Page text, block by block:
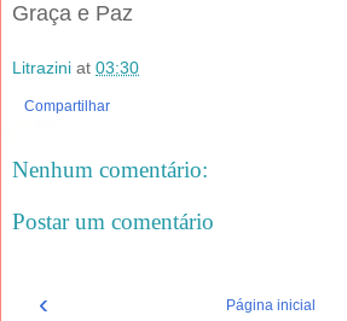
Graça e Paz
Litrazini at 03:30
Compartilhar
Nenhum comentário:
Postar um comentário
‹ Página inicial